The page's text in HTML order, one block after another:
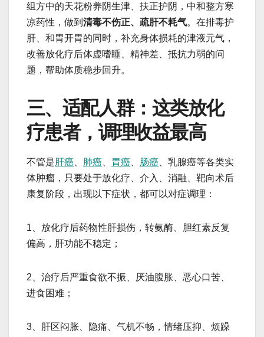
组方中的天花粉养阴生津、扶正护阴，中和整方寒
凉药性，做到 清毒不伤正、疏肝不耗气。在排毒护
肝、和胃开胃的同时，补充身体损耗的津液元气，
改善放化疗后体虚嗜睡、精神差、抵抗力弱的问
题，帮助体质稳步回升。
三、适配人群：这类放化
疗患者，调理收益最高
不管是肝癌、 肺癌、 胃癌、 肠癌、乳腺癌等各类实
体肿瘤，只要处于放化疗、介入、消融、靶向术后
康复阶段，出现以下症状，都可以对症调理：
1、放化疗后药物性肝损伤，转氨酶、胆红素反复
偏高，肝功能不稳定；
2、治疗后严重食欲不振、厌油腹胀、恶心口苦、
进食困难；
3、肝区闷胀、隐痛、气机不畅，情绪压抑、烦躁